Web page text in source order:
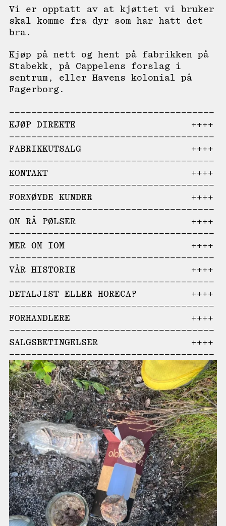
Vi er opptatt av at kjøttet vi bruker
skal komme fra dyr som har hatt det
bra.
Kjøp på nett og hent på fabrikken på
Stabekk, på Cappelens forslag i
sentrum, eller Havens kolonial på
Fagerborg.
KJØP DIREKTE
FABRIKKUTSALG
KONTAKT
FORNØYDE KUNDER
OM RÅ PØLSER
MER OM IOM
VÅR HISTORIE
DETALJIST ELLER HORECA?
FORHANDLERE
SALGSBETINGELSER